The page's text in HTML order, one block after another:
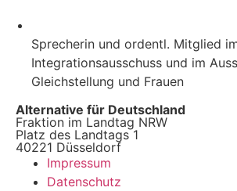
Sprecherin und ordentl. Mitglied
Integrationsausschuss und im
Gleichstellung und Frauen
Alternative für Deutschland
Fraktion im Landtag NRW
Platz des Landtags 1
40221 Düsseldorf
Impressum
Datenschutz